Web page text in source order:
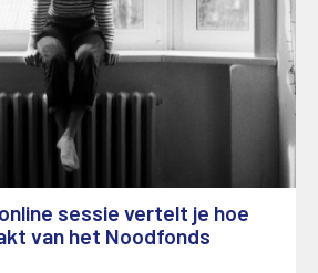
sessie vertelt je hoe
van het Noodfonds